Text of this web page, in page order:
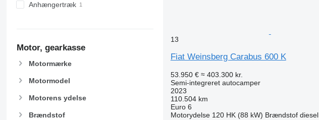
Anhængertræk
Motor, gearkasse
Motormærke
Motormodel
Motorens ydelse
Brændstof
13
Fiat Weinsberg Carabus 600 K
53.950 € ≈ 403.300 kr.
Semi-integreret autocamper
2023
110.504 km
Euro 6
Motorydelse 120 HK (88 kW) Brændstof diesel